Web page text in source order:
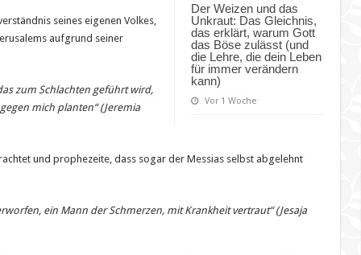
Der Weizen und das
Unkraut: Das Gleichnis,
das erklärt, warum Gott
das Böse zulässt (und
die Lehre, die dein Leben
für immer verändern
kann)
Vor 1 Woche
seines eigenen Volkes,
aufgrund seiner
zum Schlachten geführt wird,
mich planten“ (Jeremia
und prophezeite, dass sogar der Messias selbst abgelehnt
ein Mann der Schmerzen, mit Krankheit vertraut“ (Jesaja